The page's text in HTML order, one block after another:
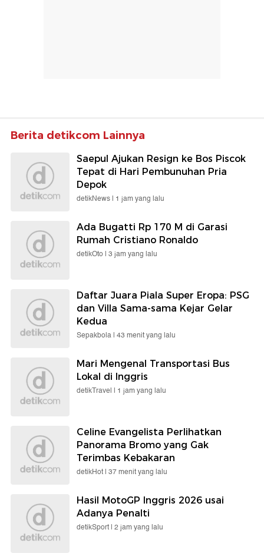
Berita detikcom Lainnya
Saepul Ajukan Resign ke Bos Piscok
Tepat di Hari Pembunuhan Pria
Depok
detikNews | 1 jam yang lalu
Ada Bugatti Rp 170 M di Garasi
Rumah Cristiano Ronaldo
detikOto | 3 jam yang lalu
Daftar Juara Piala Super Eropa: PSG
dan Villa Sama-sama Kejar Gelar
Kedua
Sepakbola | 43 menit yang lalu
Mari Mengenal Transportasi Bus
Lokal di Inggris
detikTravel | 1 jam yang lalu
Celine Evangelista Perlihatkan
Panorama Bromo yang Gak
Terimbas Kebakaran
detikHot | 37 menit yang lalu
Hasil MotoGP Inggris 2026 usai
Adanya Penalti
detikSport | 2 jam yang lalu